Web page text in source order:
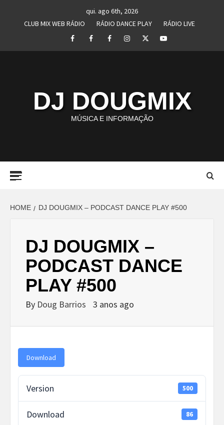
qui. ago 6th, 2026
CLUB MIX WEB RÁDIO
RÁDIO DANCE PLAY
RÁDIO LIVE
FacebookPerfil
I
Perfil
II
InstagramTwitterYoutube
DJ DOUGMIX
MÚSICA E INFORMAÇÃO
HOME DJ DOUGMIX – PODCAST DANCE PLAY #500
DJ DOUGMIX –
PODCAST DANCE
PLAY #500
By Doug Barrios 3 anos ago
Download
Version 500
Download 86